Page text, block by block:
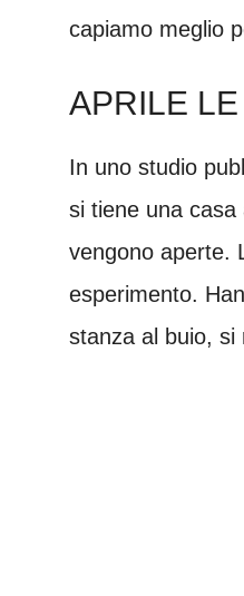
capiamo meglio
APRILE
In uno studio
si tiene una
vengono aperte.
esperimento.
stanza al buio, si